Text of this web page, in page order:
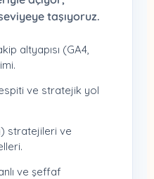
taşıyoruz.
altyapısı (GA4,
tespiti ve stratejik yol
stratejileri ve
ve şeffaf